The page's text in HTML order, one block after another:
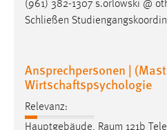
(961) 382-1307 s.orlowski @
Schließen
Ansprechpersonen |
Wirtschaftspsychologie
Relevanz:
Hauptgebäude, Raum 121b